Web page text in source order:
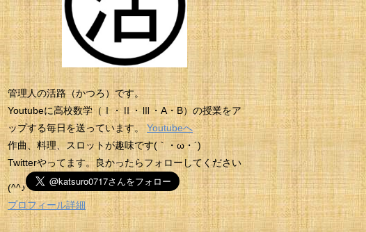
管理人の活路（かつろ）です。
Youtubeに高校数学（Ⅰ・Ⅱ・Ⅲ・A・B）の授業をア
ップする毎日を送っています。Youtubeへ
作曲、料理、スロットが趣味です(｀・ω・´)
Twitterやってます。良かったらフォローしてください
(^^♪
プロフィール詳細